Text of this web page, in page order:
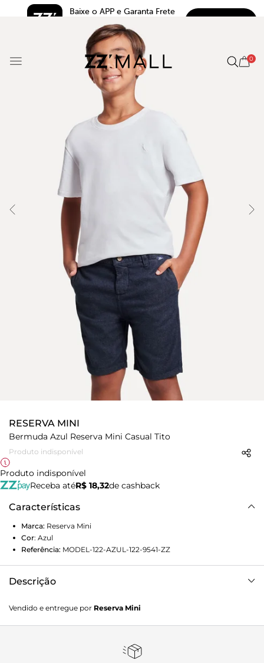
Baixe o APP e Garanta Frete
5.0
0
RESERVA MINI
Bermuda Azul Reserva Mini Casual Tito
Produto indisponível
Produto indisponível
Receba atéR$ 18,32de cashback
Características
Marca: Reserva Mini
Cor: Azul
Referência: MODEL-122-AZUL-122-9541-ZZ
Descrição
alfaiataria ganhou elastano e é super coringa. As duas
opções de tom mais escuro são perfeitas para visuais mais
até camisas sociais! Produzido eticamente no Brasil.
Vendido e entregue por Reserva Mini